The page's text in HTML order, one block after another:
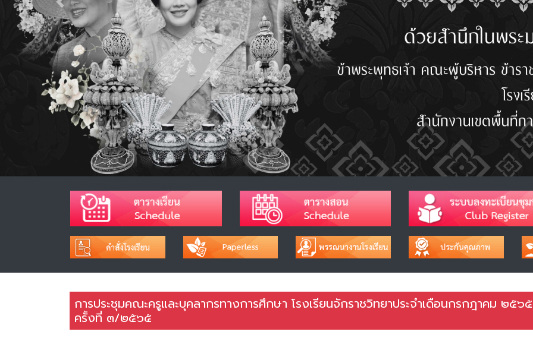
Previous
การประชุมคณะครูและบุคลากรทางการศึกษา โรงเรียนจักราชวิทยาประจำเดือนกรกฎาคม ๒๕๖๕
ครั้งที่ ๓/๒๕๖๕